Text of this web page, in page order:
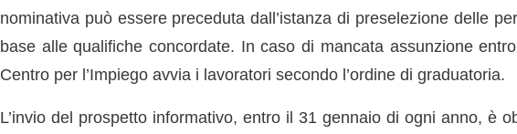
nominativa può essere preceduta dall’istanza di preselezione delle
base alle qualifiche concordate. In caso di mancata assunzione
Centro per l’Impiego avvia i lavoratori secondo l’ordine di graduatoria.
L’invio del prospetto informativo, entro il 31 gennaio di ogni anno, è